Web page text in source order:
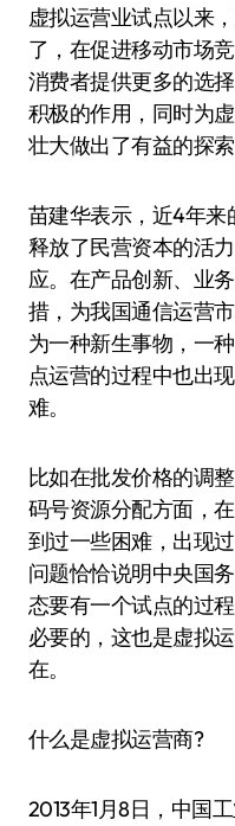
虚拟运营业试点以来
了，在促进移动市场
消费者提供更多的选
积极的作用，同时为
壮大做出了有益的探索
苗建华表示，近4年来
释放了民营资本的活
应。在产品创新、业
措，为我国通信运营
为一种新生事物，一
点运营的过程中也出
难。
比如在批发价格的调
码号资源分配方面，
到过一些困难，出现
问题恰恰说明中央国
态要有一个试点的过
必要的，这也是虚拟
在。
什么是虚拟运营商?
2013年1月8日，中国